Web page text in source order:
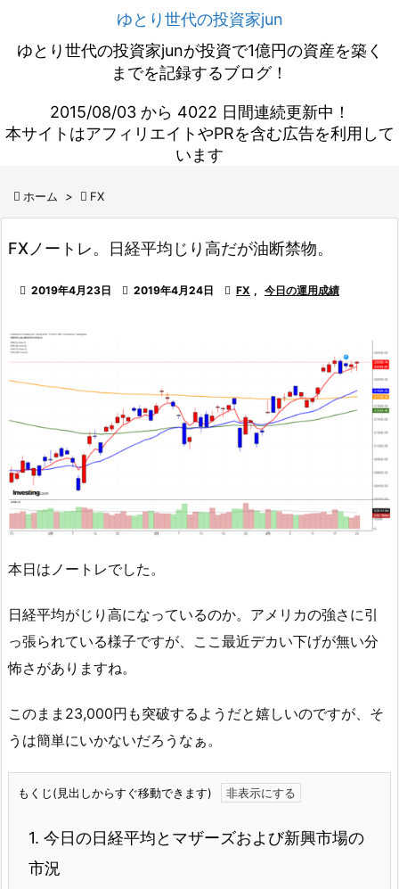
ゆとり世代の投資家jun
ゆとり世代の投資家junが投資で1億円の資産を築く
までを記録するブログ！
2015/08/03 から 4022 日間連続更新中！
本サイトはアフィリエイトやPRを含む広告を利用して
います
 ホーム >  FX
FXノートレ。日経平均じり高だが油断禁物。
 2019年4月23日  2019年4月24日  FX , 今日の運用成績
本日はノートレでした。
日経平均がじり高になっているのか。アメリカの強さに引
っ張られている様子ですが、ここ最近デカい下げが無い分
怖さがありますね。
このまま23,000円も突破するようだと嬉しいのですが、そ
うは簡単にいかないだろうなぁ。
もくじ(見出しからすぐ移動できます)
1. 今日の日経平均とマザーズおよび新興市場の
市況